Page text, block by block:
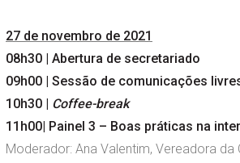
27 de novembro de 2021
08h30 | Abertura de secretariado
09h00 | Sessão de comunicações
10h30 | Coffee-break
11h00| Painel 3 – Boas práticas na
Moderador: Ana Valentim, Vereadora da